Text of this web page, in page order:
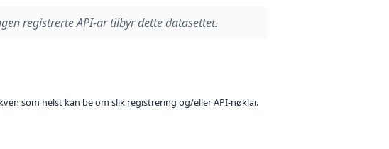
registrerte API-ar tilbyr dette datasettet.
som helst kan be om slik registrering og/eller API-nøklar.